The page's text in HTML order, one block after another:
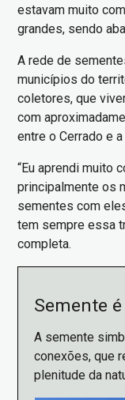
estavam muito
grandes, sendo
A rede de
municípios do
coletores, que
com
entre o Cerrado e
“Eu aprendi muito
principalmente os
sementes com
tem sempre essa
completa.
Semente
A semente
conexões, que
plenitude da